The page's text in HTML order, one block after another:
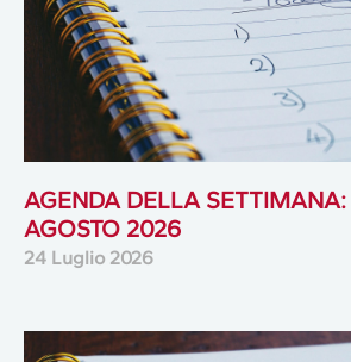
AGENDA DELLA
AGOSTO 2026
24 Luglio 2026